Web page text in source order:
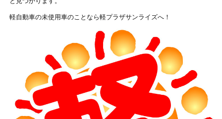
軽自動車の未使用車のことなら軽プラザサンライズへ！